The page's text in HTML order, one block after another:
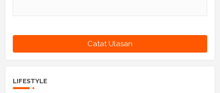
Catat Ulasan
LIFESTYLE